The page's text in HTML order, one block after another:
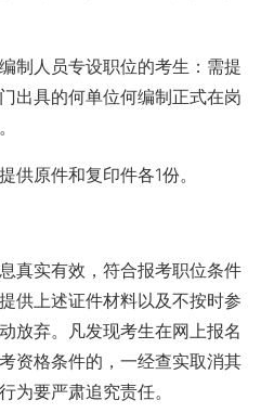
人员专设职位的考生：需提
出具的何单位何编制正式在岗
原件和复印件各1份。
实有效，符合报考职位条件
供上述证件材料以及不按时参
放弃。凡发现考生在网上报名
资格条件的，一经查实取消其
为要严肃追究责任。